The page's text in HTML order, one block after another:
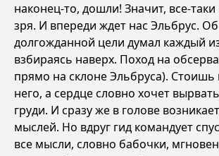
наконец-то, дошли! Значит, все-
зря. И впереди ждет нас Эльбрус.
долгожданной цели думал каждый
взбираясь наверх. Поход на
прямо на склоне Эльбруса).
него, а сердце словно хочет
груди. И сразу же в голове
мыслей. Но вдруг гид командует
все мысли, словно бабочки,